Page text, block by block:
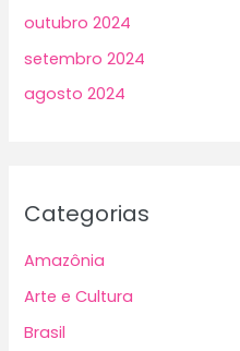
outubro 2024
setembro 2024
agosto 2024
Categorias
Amazônia
Arte e Cultura
Brasil